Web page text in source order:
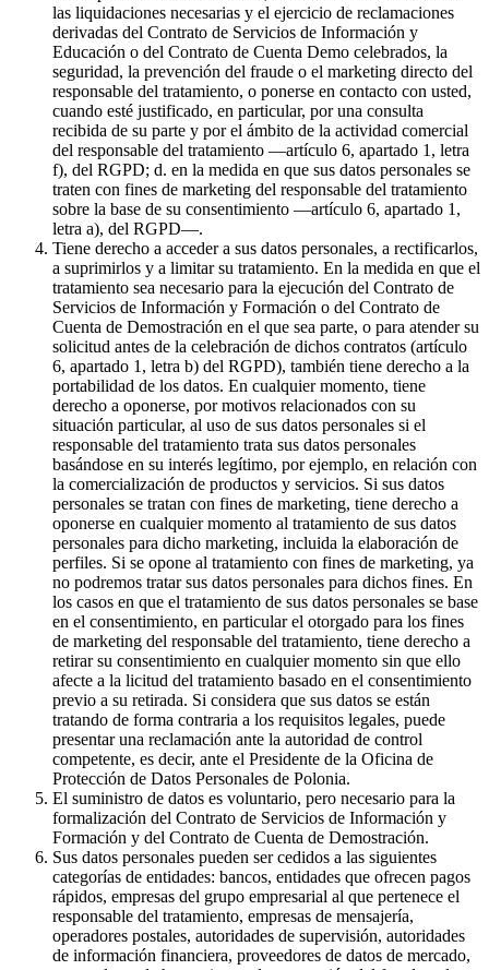
las liquidaciones necesarias y el ejercicio de reclamaciones
derivadas del Contrato de Servicios de Información y
Educación o del Contrato de Cuenta Demo celebrados, la
seguridad, la prevención del fraude o el marketing directo del
responsable del tratamiento, o ponerse en contacto con usted,
cuando esté justificado, en particular, por una consulta
recibida de su parte y por el ámbito de la actividad comercial
del responsable del tratamiento —artículo 6, apartado 1, letra
f), del RGPD; d. en la medida en que sus datos personales se
traten con fines de marketing del responsable del tratamiento
sobre la base de su consentimiento —artículo 6, apartado 1,
letra a), del RGPD—.
Tiene derecho a acceder a sus datos personales, a rectificarlos,
a suprimirlos y a limitar su tratamiento. En la medida en que el
tratamiento sea necesario para la ejecución del Contrato de
Servicios de Información y Formación o del Contrato de
Cuenta de Demostración en el que sea parte, o para atender su
solicitud antes de la celebración de dichos contratos (artículo
6, apartado 1, letra b) del RGPD), también tiene derecho a la
portabilidad de los datos. En cualquier momento, tiene
derecho a oponerse, por motivos relacionados con su
situación particular, al uso de sus datos personales si el
responsable del tratamiento trata sus datos personales
basándose en su interés legítimo, por ejemplo, en relación con
la comercialización de productos y servicios. Si sus datos
personales se tratan con fines de marketing, tiene derecho a
oponerse en cualquier momento al tratamiento de sus datos
personales para dicho marketing, incluida la elaboración de
perfiles. Si se opone al tratamiento con fines de marketing, ya
no podremos tratar sus datos personales para dichos fines. En
los casos en que el tratamiento de sus datos personales se base
en el consentimiento, en particular el otorgado para los fines
de marketing del responsable del tratamiento, tiene derecho a
retirar su consentimiento en cualquier momento sin que ello
afecte a la licitud del tratamiento basado en el consentimiento
previo a su retirada. Si considera que sus datos se están
tratando de forma contraria a los requisitos legales, puede
presentar una reclamación ante la autoridad de control
competente, es decir, ante el Presidente de la Oficina de
Protección de Datos Personales de Polonia.
El suministro de datos es voluntario, pero necesario para la
formalización del Contrato de Servicios de Información y
Formación y del Contrato de Cuenta de Demostración.
Sus datos personales pueden ser cedidos a las siguientes
categorías de entidades: bancos, entidades que ofrecen pagos
rápidos, empresas del grupo empresarial al que pertenece el
responsable del tratamiento, empresas de mensajería,
operadores postales, autoridades de supervisión, autoridades
de información financiera, proveedores de datos de mercado,